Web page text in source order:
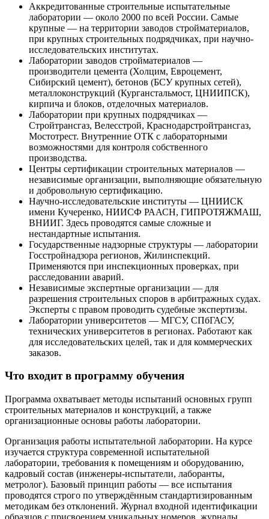
Аккредитованные строительные испытательные
лаборатории — около 2000 по всей России. Самые
крупные — на территории заводов стройматериалов,
при крупных строительных подрядчиках, при научно-
исследовательских институтах.
Лаборатории заводов стройматериалов —
производители цемента (Холцим, Евроцемент,
Сибирский цемент), бетонов (БСУ крупных сетей),
металлоконструкций (Курганстальмост, ЦНИИПСК),
кирпича и блоков, отделочных материалов.
Лаборатории при крупных подрядчиках —
Стройтрансгаз, Велесстрой, Краснодарстройтрансгаз,
Мостотрест. Внутренние ОТК с лабораторными
возможностями для контроля собственного
производства.
Центры сертификации строительных материалов —
независимые организации, выполняющие обязательную
и добровольную сертификацию.
Научно-исследовательские институты — ЦНИИСК
имени Кучеренко, НИИСФ РААСН, ГИПРОТЯЖМАШ,
ВНИИГ. Здесь проводятся самые сложные и
нестандартные испытания.
Государственные надзорные структуры — лаборатории
Госстройнадзора регионов, Жилинспекций.
Применяются при инспекционных проверках, при
расследовании аварий.
Независимые экспертные организации — для
разрешения строительных споров в арбитражных судах.
Эксперты с правом проводить судебные экспертизы.
Лаборатории университетов — МГСУ, СПбГАСУ,
технических университетов в регионах. Работают как
для исследовательских целей, так и для коммерческих
заказов.
Что входит в программу обучения
Программа охватывает методы испытаний основных групп
строительных материалов и конструкций, а также
организационные основы работы лаборатории.
Организация работы испытательной лаборатории. На курсе
изучается структура современной испытательной
лаборатории, требования к помещениям и оборудованию,
кадровый состав (инженеры-испытатели, лаборанты,
метролог). Базовый принцип работы — все испытания
проводятся строго по утверждённым стандартизированным
методикам без отклонений. Журнал входной идентификации
образцов с присвоением уникальных номеров, журналы